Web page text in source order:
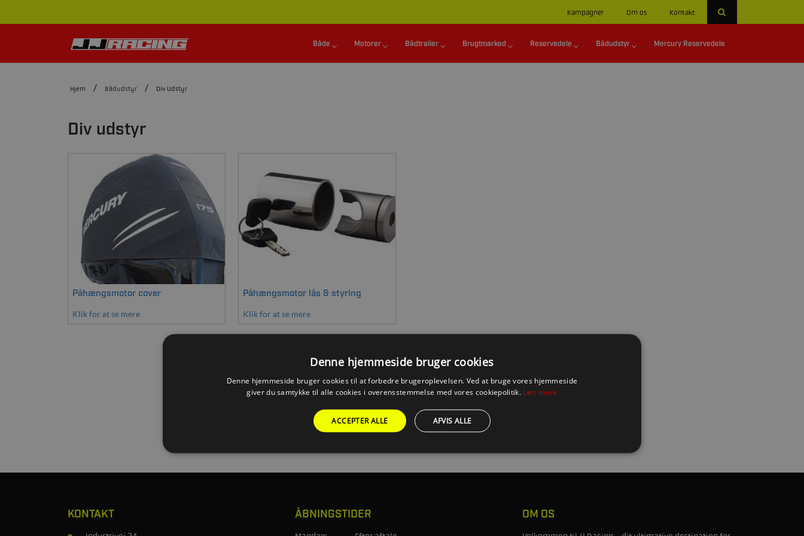
Kampagner Om os Kontakt
Både Motorer Bådtrailer Brugtmarked Reservedele Bådudstyr Mercury Reservedele
Hjem Bådudstyr Div Udstyr
Div udstyr
Påhængsmotor cover
Klik for at se mere
Påhængsmotor lås & styring
Klik for at se mere
KONTAKT ÅBNINGSTIDER OM OS
Denne hjemmeside bruger cookies
Denne hjemmeside bruger cookies til at forbedre brugeroplevelsen. Ved at bruge vores hjemmeside
giver du samtykke til alle cookies i overensstemmelse med vores cookiepolitik. Læs mere
ACCEPTER ALLE AFVIS ALLE